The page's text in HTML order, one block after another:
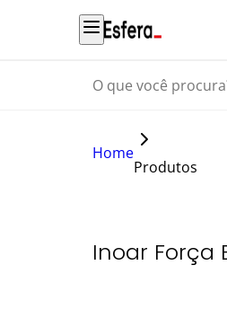
O que você procura?
Home
Produtos
Inoar Força